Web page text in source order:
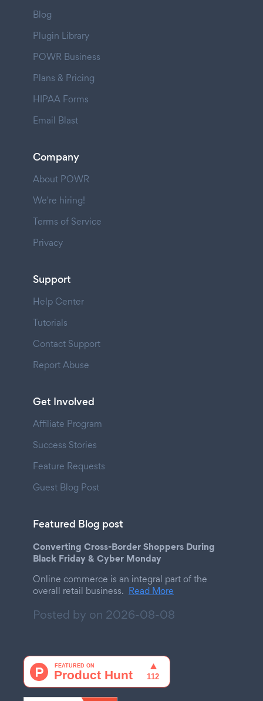
Blog
Plugin Library
POWR Business
Plans & Pricing
HIPAA Forms
Email Blast
Company
About POWR
We're hiring!
Terms of Service
Privacy
Support
Help Center
Tutorials
Contact Support
Report Abuse
Get Involved
Affiliate Program
Success Stories
Feature Requests
Guest Blog Post
Featured Blog post
Converting Cross-Border Shoppers During
Black Friday & Cyber Monday
Online commerce is an integral part of the
overall retail business. Read More
Posted by on 2026-08-08